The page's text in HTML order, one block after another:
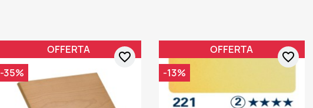
OFFERTA
-35%
favorite_border
OFFERTA
-13%
favorite_border